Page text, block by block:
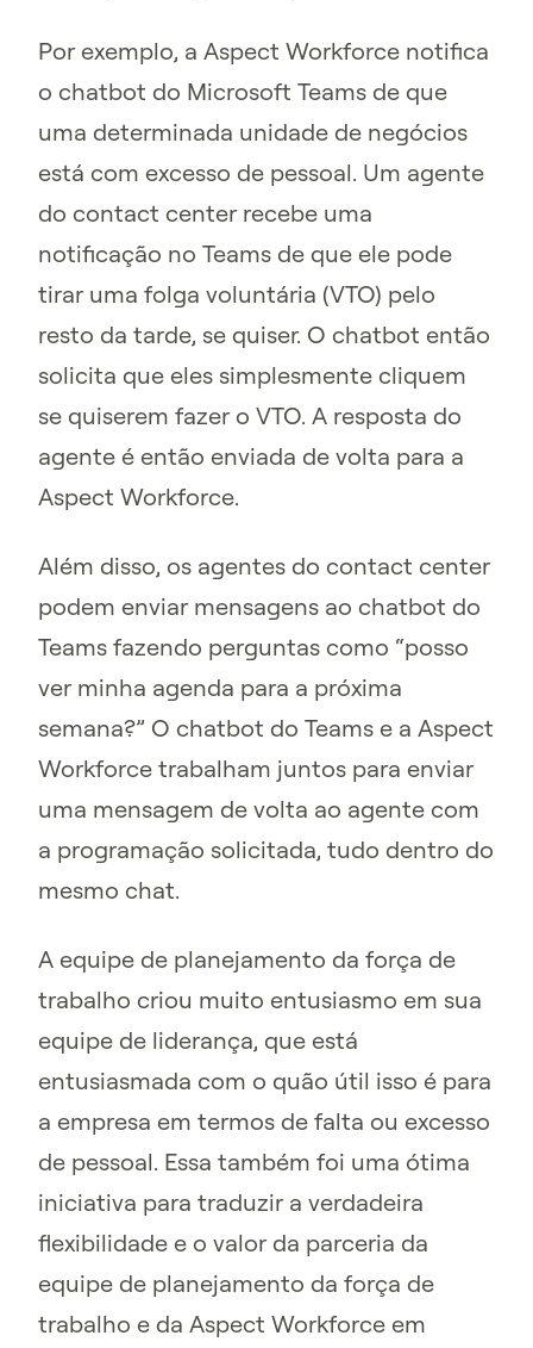
Por exemplo, a Aspect Workforce notifica
o chatbot do Microsoft Teams de que
uma determinada unidade de negócios
está com excesso de pessoal. Um agente
do contact center recebe uma
notificação no Teams de que ele pode
tirar uma folga voluntária (VTO) pelo
resto da tarde, se quiser. O chatbot então
solicita que eles simplesmente cliquem
se quiserem fazer o VTO. A resposta do
agente é então enviada de volta para a
Aspect Workforce.
Além disso, os agentes do contact center
podem enviar mensagens ao chatbot do
Teams fazendo perguntas como “posso
ver minha agenda para a próxima
semana?” O chatbot do Teams e a Aspect
Workforce trabalham juntos para enviar
uma mensagem de volta ao agente com
a programação solicitada, tudo dentro do
mesmo chat.
A equipe de planejamento da força de
trabalho criou muito entusiasmo em sua
equipe de liderança, que está
entusiasmada com o quão útil isso é para
a empresa em termos de falta ou excesso
de pessoal. Essa também foi uma ótima
iniciativa para traduzir a verdadeira
flexibilidade e o valor da parceria da
equipe de planejamento da força de
trabalho e da Aspect Workforce em